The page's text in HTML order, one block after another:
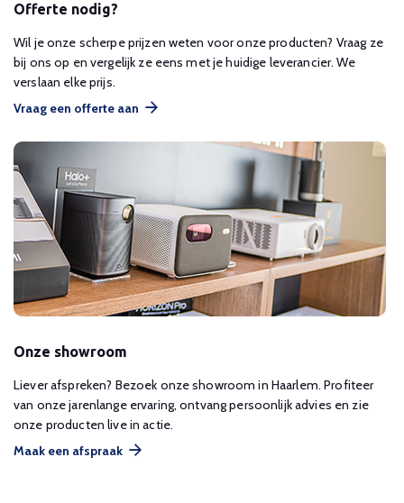
Offerte nodig?
Wil je onze scherpe prijzen weten voor onze producten? Vraag ze
bij ons op en vergelijk ze eens met je huidige leverancier. We
verslaan elke prijs.
Vraag een offerte aan
Onze showroom
Liever afspreken? Bezoek onze showroom in Haarlem. Profiteer
van onze jarenlange ervaring, ontvang persoonlijk advies en zie
onze producten live in actie.
Maak een afspraak